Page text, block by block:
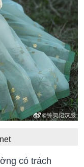
có trách